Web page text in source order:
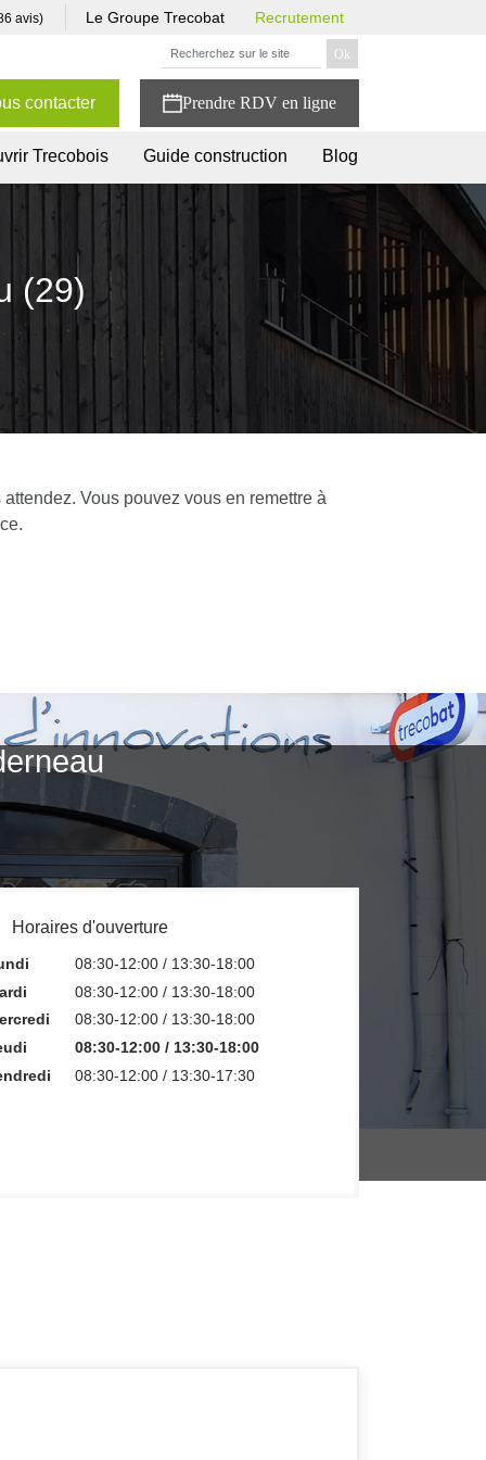
avis) Le Groupe Trecobat Recrutement
contacter
Trecobois Guide construction Blog
(29)
Vous pouvez vous en remettre à
Horaires d'ouverture
08:30-12:00 / 13:30-18:00
08:30-12:00 / 13:30-18:00
08:30-12:00 / 13:30-18:00
08:30-12:00 / 13:30-18:00
08:30-12:00 / 13:30-17:30